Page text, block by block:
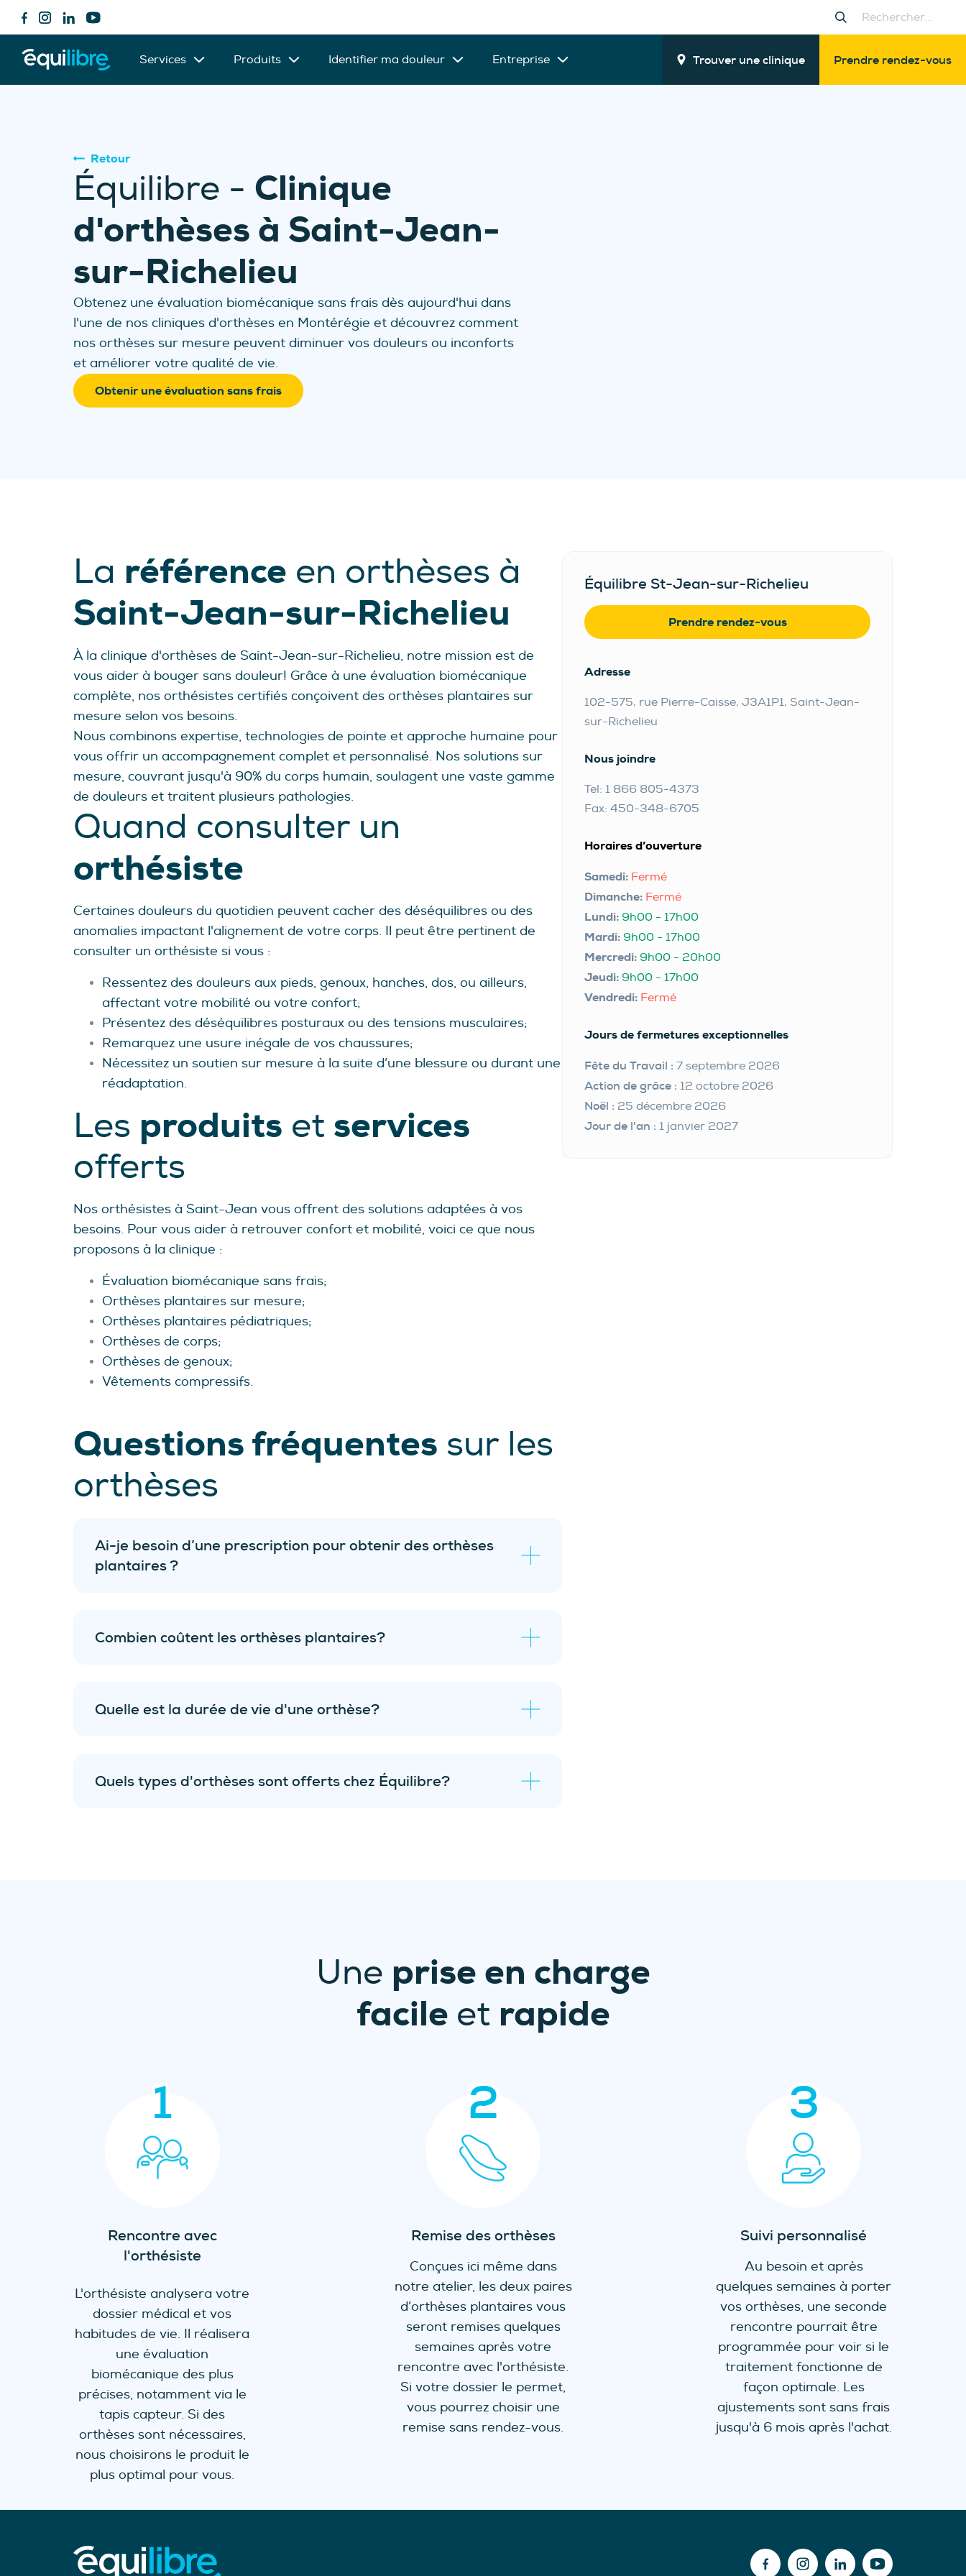
Services Produits Identifier ma douleur Entreprise Trouver une clinique Prendre rendez-vous
Retour
Équilibre - Clinique
d'orthèses à Saint-Jean-
sur-Richelieu
Obtenez une évaluation biomécanique sans frais dès aujourd'hui dans
l'une de nos cliniques d'orthèses en Montérégie et découvrez comment
nos orthèses sur mesure peuvent diminuer vos douleurs ou inconforts
et améliorer votre qualité de vie.
Obtenir une évaluation sans frais
La référence en orthèses à
Saint-Jean-sur-Richelieu
À la clinique d'orthèses de Saint-Jean-sur-Richelieu, notre mission est de
vous aider à bouger sans douleur! Grâce à une évaluation biomécanique
complète, nos orthésistes certifiés conçoivent des orthèses plantaires sur
mesure selon vos besoins.
Nous combinons expertise, technologies de pointe et approche humaine pour
vous offrir un accompagnement complet et personnalisé. Nos solutions sur
mesure, couvrant jusqu'à 90% du corps humain, soulagent une vaste gamme
de douleurs et traitent plusieurs pathologies.
Quand consulter un
orthésiste
Certaines douleurs du quotidien peuvent cacher des déséquilibres ou des
anomalies impactant l'alignement de votre corps. Il peut être pertinent de
consulter un orthésiste si vous :
Ressentez des douleurs aux pieds, genoux, hanches, dos, ou ailleurs,
affectant votre mobilité ou votre confort;
Présentez des déséquilibres posturaux ou des tensions musculaires;
Remarquez une usure inégale de vos chaussures;
Nécessitez un soutien sur mesure à la suite d’une blessure ou durant une
réadaptation.
Les produits et services
offerts
Nos orthésistes à Saint-Jean vous offrent des solutions adaptées à vos
besoins. Pour vous aider à retrouver confort et mobilité, voici ce que nous
proposons à la clinique :
Évaluation biomécanique sans frais;
Orthèses plantaires sur mesure;
Orthèses plantaires pédiatriques;
Orthèses de corps;
Orthèses de genoux;
Vêtements compressifs.
Questions fréquentes sur les
orthèses
Ai-je besoin d’une prescription pour obtenir des orthèses
plantaires ?
Combien coûtent les orthèses plantaires?
Quelle est la durée de vie d'une orthèse?
Quels types d'orthèses sont offerts chez Équilibre?
Équilibre St-Jean-sur-Richelieu
Prendre rendez-vous
Adresse
102-575, rue Pierre-Caisse, J3A1P1, Saint-Jean-
sur-Richelieu
Nous joindre
Tel: 1 866 805-4373
Fax: 450-348-6705
Horaires d’ouverture
Dimanche: Fermé
Lundi: 9h00 - 17h00
Mardi: 9h00 - 17h00
Mercredi: 9h00 - 20h00
Jeudi: 9h00 - 17h00
Vendredi: Fermé
Samedi: Fermé
Jours de fermetures exceptionnelles
Fête du Travail : 7 septembre 2026
Action de grâce : 12 octobre 2026
Noël : 25 décembre 2026
Jour de l'an : 1 janvier 2027
Une prise en charge
facile et rapide
1
Rencontre avec
l'orthésiste
L'orthésiste analysera votre
dossier médical et vos
habitudes de vie. Il réalisera
une évaluation
biomécanique des plus
précises, notamment via le
tapis capteur. Si des
orthèses sont nécessaires,
nous choisirons le produit le
plus optimal pour vous.
2
Remise des orthèses
Conçues ici même dans
notre atelier, les deux paires
d’orthèses plantaires vous
seront remises quelques
semaines après votre
rencontre avec l'orthésiste.
Si votre dossier le permet,
vous pourrez choisir une
remise sans rendez-vous.
3
Suivi personnalisé
Au besoin et après
quelques semaines à porter
vos orthèses, une seconde
rencontre pourrait être
programmée pour voir si le
traitement fonctionne de
façon optimale. Les
ajustements sont sans frais
jusqu'à 6 mois après l'achat.